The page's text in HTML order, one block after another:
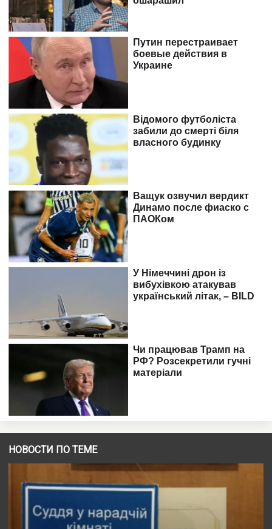
НОВОСТИ ПО ТЕМЕ